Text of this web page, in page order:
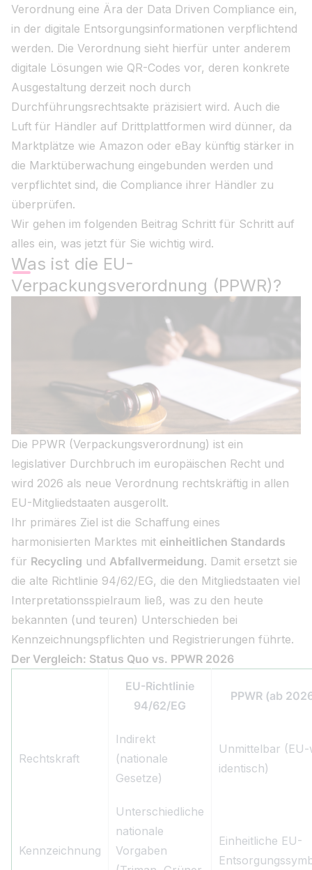
Verordnung eine Ära der Data Driven Compliance ein,
in der digitale Entsorgungsinformationen verpflichtend
werden. Die Verordnung sieht hierfür unter anderem
digitale Lösungen wie QR-Codes vor, deren konkrete
Ausgestaltung derzeit noch durch
Durchführungsrechtsakte präzisiert wird. Auch die
Luft für Händler auf Drittplattformen wird dünner, da
Marktplätze wie Amazon oder eBay künftig stärker in
die Marktüberwachung eingebunden werden und
verpflichtet sind, die Compliance ihrer Händler zu
überprüfen.
Wir gehen im folgenden Beitrag Schritt für Schritt auf
alles ein, was jetzt für Sie wichtig wird.
Was ist die EU-
Verpackungsverordnung (PPWR)?
Die PPWR (Verpackungsverordnung) ist ein
legislativer Durchbruch im europäischen Recht und
wird 2026 als neue Verordnung rechtskräftig in allen
EU-Mitgliedstaaten ausgerollt.
Ihr primäres Ziel ist die Schaffung eines
harmonisierten Marktes mit einheitlichen Standards
für Recycling und Abfallvermeidung. Damit ersetzt sie
die alte Richtlinie 94/62/EG, die den Mitgliedstaaten viel
Interpretationsspielraum ließ, was zu den heute
bekannten (und teuren) Unterschieden bei
Kennzeichnungspflichten und Registrierungen führte.
Der Vergleich: Status Quo vs. PPWR 2026
EU-Richtlinie
94/62/EG
PPWR (ab
Rechtskraft
Indirekt
(nationale
Gesetze)
Unmittelbar (EU-
identisch)
Kennzeichnung
Unterschiedliche
nationale
Vorgaben
Einheitliche EU-